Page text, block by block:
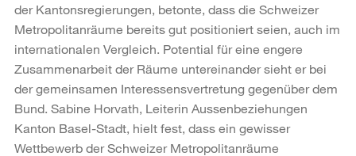
der Kantonsregierungen, betonte, dass die Schweizer
Metropolitanräume bereits gut positioniert seien, auch im
internationalen Vergleich. Potential für eine engere
Zusammenarbeit der Räume untereinander sieht er bei
der gemeinsamen Interessensvertretung gegenüber dem
Bund. Sabine Horvath, Leiterin Aussenbeziehungen
Kanton Basel-Stadt, hielt fest, dass ein gewisser
Wettbewerb der Schweizer Metropolitanräume